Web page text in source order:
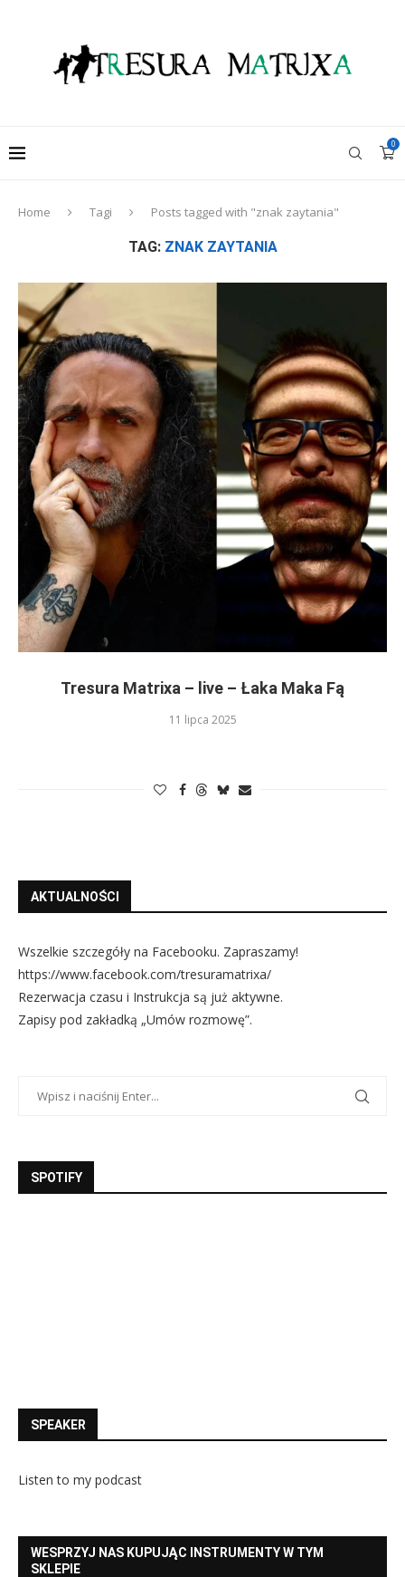
0
Home Tagi Posts tagged with "znak zaytania"
TAG: ZNAK ZAYTANIA
Tresura Matrixa – live – Łaka Maka Fą
11 lipca 2025
AKTUALNOŚCI
Wszelkie szczegóły na Facebooku. Zapraszamy!
https://www.facebook.com/tresuramatrixa/
Rezerwacja czasu i Instrukcja są już aktywne.
Zapisy pod zakładką „Umów rozmowę”.
SPOTIFY
SPEAKER
Listen to my podcast
WESPRZYJ NAS KUPUJĄC INSTRUMENTY W TYM
SKLEPIE